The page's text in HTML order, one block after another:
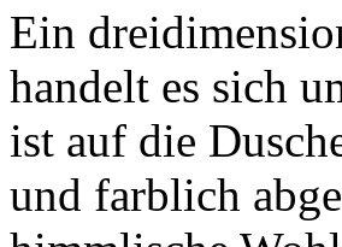
Ein
handelt es sich
ist auf die
und farblich